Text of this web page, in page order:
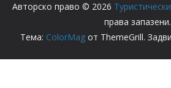
Авторско право © 2026
права запазени.
Тема: ColorMag от ThemeGrill.